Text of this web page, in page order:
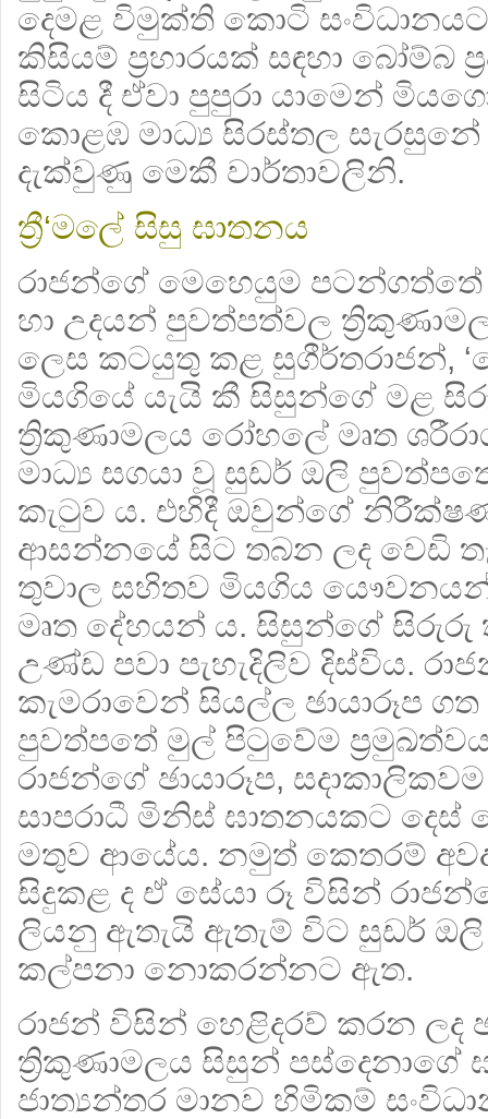
දෙමළ විමුක්ති කොටි
කිසියම් ප්‍රහාරයක් සඳහා බෝම්බ
සිටිය දී ඒවා පුපුරා යාමෙන්
කොළඹ මාධ්‍ය සිරස්තල සැරසුනේ
දැක්වුණු මෙකී වාර්තාවලිනි.
ත්‍රී‘මලේ සිසු ඝාතනය
රාජන්ගේ මෙහෙයුම
හා උදයන් පුවත්පත්වල
ලෙස කටයුතු කළ සුගීර්තරාජන්,
මියගියේ යැයි කී සිසුන්ගේ මළ
ත්‍රිකුණාමලය රෝහලේ මෘත
මාධ්‍ය සගයා වූ සුඩර් ඔලි
කැටුව ය. එහිදී ඔවුන්ගේ
ආසන්නයේ සිට තබන ලද වෙඩි
තුවාල සහිතව මියගිය
මෘත දේහයන් ය. සිසුන්ගේ සිරුරු
උණ්ඩ පවා පැහැදිලිව දිස්විය.
කැමරාවෙන් සියල්ල ඡායාරූප
පුවත්පතේ මුල් පිටුවේම
රාජන්ගේ ඡායාරූප,
සාපරාධී මිනිස් ඝාතනයකට දෙස්
මතුව ආයේය. නමුත් කෙතරම්
සිදුකළ ද ඒ සේයා රූ විසින්
ලියනු ඇතැයි ඇතැම් විට සුඩර්
කල්පනා නොකරන්නට ඇත.
රාජන් විසින් හෙළිදරව් කරන ලද
ත්‍රිකුණාමලය සිසුන් පස්දෙනාගේ
ජාත්‍යන්තර මානව හිමිකම්